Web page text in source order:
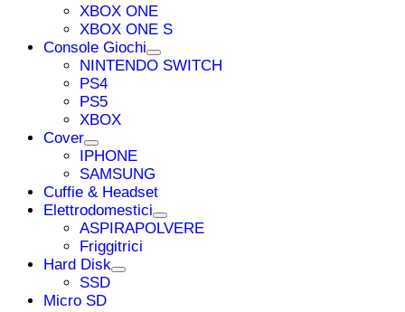
XBOX ONE
XBOX ONE S
Console Giochi
NINTENDO SWITCH
PS4
PS5
XBOX
Cover
IPHONE
SAMSUNG
Cuffie & Headset
Elettrodomestici
ASPIRAPOLVERE
Friggitrici
Hard Disk
SSD
Micro SD